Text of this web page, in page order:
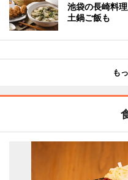
池袋の長崎料
土鍋ご飯も
も